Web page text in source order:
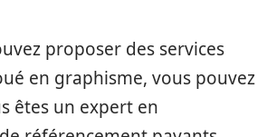
proposer des services
en graphisme, vous pouvez
êtes un expert en